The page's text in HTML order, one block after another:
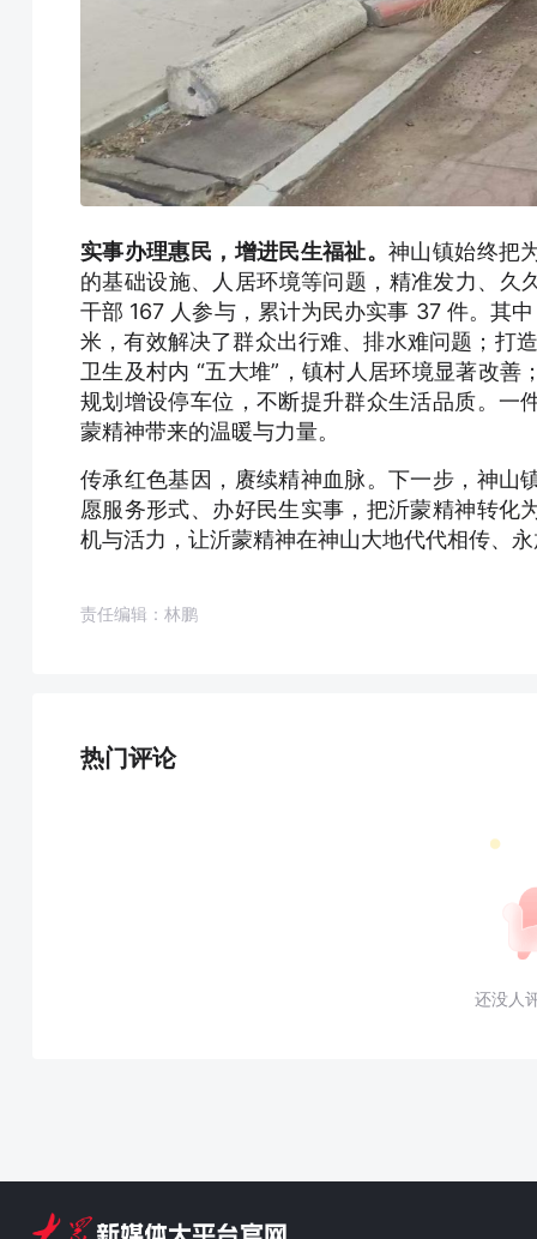
实事办理惠民，增进民生福祉。神山镇始终把
的基础设施、人居环境等问题，精准发力、久
干部 167 人参与，累计为民办实事 37 件。其
米，有效解决了群众出行难、排水难问题；打
卫生及村内 “五大堆”，镇村人居环境显著改
规划增设停车位，不断提升群众生活品质。一
蒙精神带来的温暖与力量。
传承红色基因，赓续精神血脉。下一步，神山
愿服务形式、办好民生实事，把沂蒙精神转化
机与活力，让沂蒙精神在神山大地代代相传、
责任编辑：林鹏
热门评论
还没人